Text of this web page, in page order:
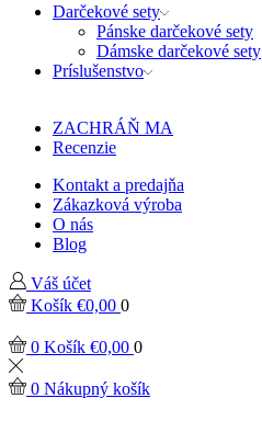
Darčekové sety
Pánske darčekové sety
Dámske darčekové sety
Príslušenstvo
ZACHRÁŇ MA
Recenzie
Kontakt a predajňa
Zákazková výroba
O nás
Blog
Váš účet
Košík €0,00 0
0 Košík €0,00 0
0 Nákupný košík